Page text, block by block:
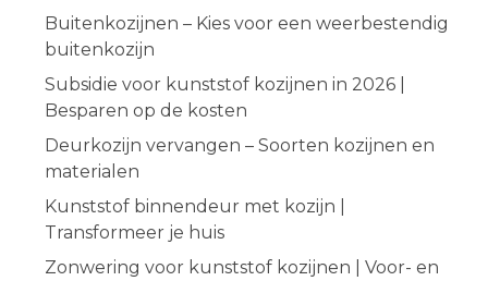
Buitenkozijnen – Kies voor een weerbestendig
buitenkozijn
Subsidie voor kunststof kozijnen in 2026 |
Besparen op de kosten
Deurkozijn vervangen – Soorten kozijnen en
materialen
Kunststof binnendeur met kozijn |
Transformeer je huis
Zonwering voor kunststof kozijnen | Voor- en